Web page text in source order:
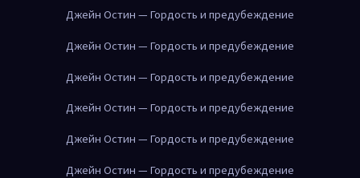
Джейн Остин — Гордость и предубеждение
Джейн Остин — Гордость и предубеждение
Джейн Остин — Гордость и предубеждение
Джейн Остин — Гордость и предубеждение
Джейн Остин — Гордость и предубеждение
Джейн Остин — Гордость и предубеждение